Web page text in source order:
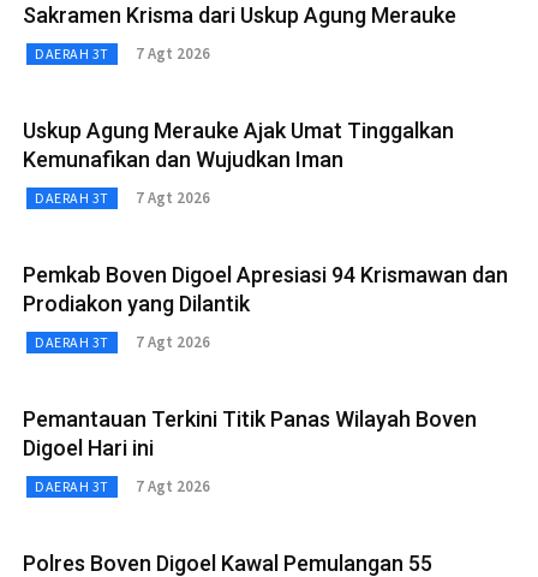
Sakramen Krisma dari Uskup Agung Merauke
DAERAH 3T 7 Agt 2026
Uskup Agung Merauke Ajak Umat Tinggalkan
Kemunafikan dan Wujudkan Iman
DAERAH 3T 7 Agt 2026
Pemkab Boven Digoel Apresiasi 94 Krismawan dan
Prodiakon yang Dilantik
DAERAH 3T 7 Agt 2026
Pemantauan Terkini Titik Panas Wilayah Boven
Digoel Hari ini
DAERAH 3T 7 Agt 2026
Polres Boven Digoel Kawal Pemulangan 55